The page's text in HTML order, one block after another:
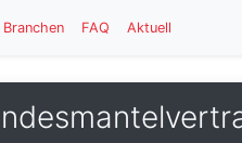
Branchen FAQ Aktuell